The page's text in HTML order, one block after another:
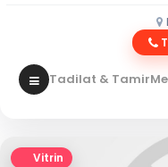
Tadilat & Tamir
Vitrin